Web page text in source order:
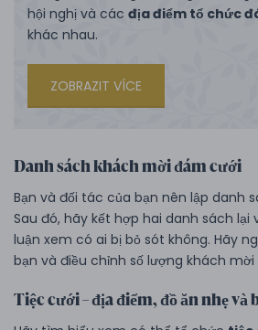
hội nghị và các địa điểm tổ chức
khác nhau.
ZOBRAZIT VÍCE
Danh sách khách mời đám cưới
Bạn và đối tác của bạn nên lập danh
Sau đó, hãy kết hợp hai danh sách
luận xem có ai bị bỏ sót không. Hãy
bạn và điều chỉnh số lượng khách
Tiệc cưới – địa điểm, đồ ăn nhẹ và